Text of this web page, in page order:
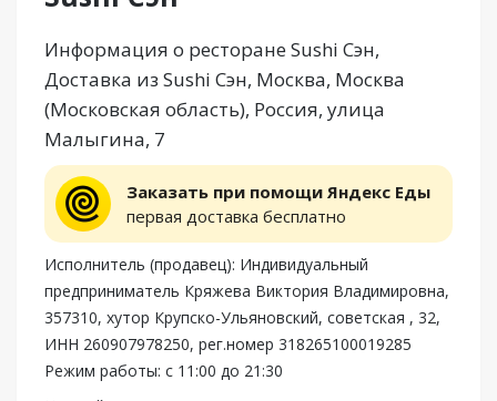
Информация о ресторане Sushi Сэн,
Доставка из Sushi Сэн, Москва, Москва
(Московская область), Россия, улица
Малыгина, 7
Заказать при помощи Яндекс Еды
первая доставка бесплатно
Исполнитель (продавец): Индивидуальный
предприниматель Кряжева Виктория Владимировна,
357310, хутор Крупско-Ульяновский, советская , 32,
ИНН 260907978250, рег.номер 318265100019285
Режим работы: с 11:00 до 21:30